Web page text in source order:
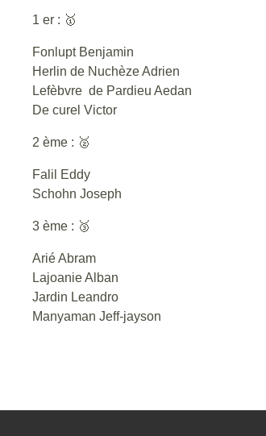
1 er : 🥇
Fonlupt Benjamin
Herlin de Nuchèze Adrien
Lefèbvre de Pardieu Aedan
De curel Victor
2 ème : 🥈
Falil Eddy
Schohn Joseph
3 ème : 🥉
Arié Abram
Lajoanie Alban
Jardin Leandro
Manyaman Jeff-jayson